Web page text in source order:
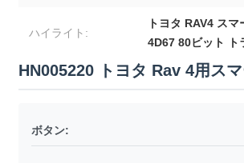
ハイライト:
トヨタ RAV4 スマ
4D67 80ビット ト
HN005220 トヨタ Rav 4用ス
ボタン: